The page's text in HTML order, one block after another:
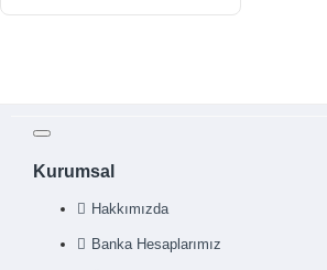
Kurumsal
Hakkımızda
Banka Hesaplarımız